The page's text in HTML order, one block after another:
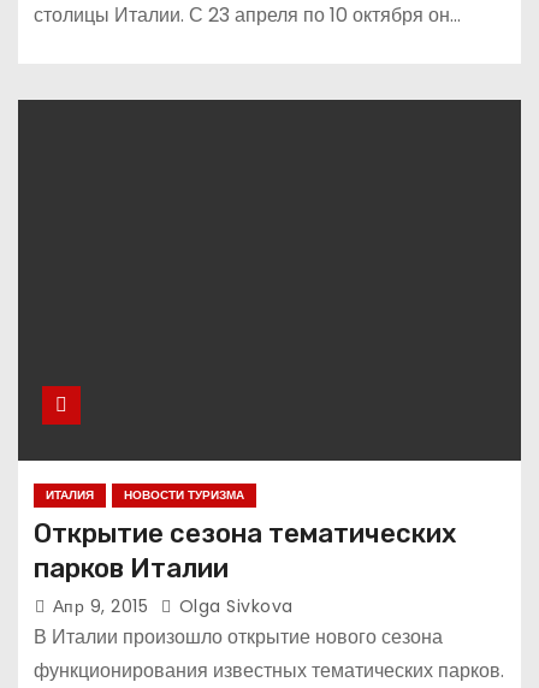
столицы Италии. С 23 апреля по 10 октября он…
ИТАЛИЯ НОВОСТИ ТУРИЗМА
Открытие сезона тематических
парков Италии
Апр 9, 2015 Olga Sivkova
В Италии произошло открытие нового сезона
функционирования известных тематических парков.